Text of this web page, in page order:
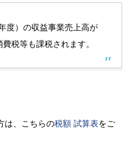
度）の収益事業売上高が
税等も課税されます。
は、こちらの税額 試算表をご